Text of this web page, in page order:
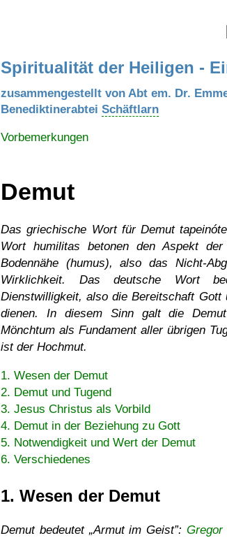
Spiritualität der Heiligen -
zusammengestellt von Abt em. Dr.
Benediktinerabtei Schäftlarn
Vorbemerkungen
Demut
Das griechische Wort für Demut
Wort humilitas betonen den Aspekt
Bodennähe (humus), also das Nicht-
Wirklichkeit. Das deutsche Wort
Dienstwilligkeit, also die Bereitschaft Gott
dienen. In diesem Sinn galt die
Mönchtum als Fundament aller übrigen
ist der Hochmut.
1. Wesen der Demut
2. Demut und Tugend
3. Jesus Christus als Vorbild
4. Demut in der Beziehung zu Gott
5. Notwendigkeit und Wert der Demut
6. Verschiedenes
1. Wesen der Demut
Demut bedeutet Armut im Geist :